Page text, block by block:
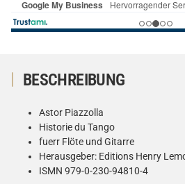
BESCHREIBUNG
Astor Piazzolla
Historie du Tango
fuerr Flöte und Gitarre
Herausgeber: Editions Henry
ISMN 979-0-230-94810-4